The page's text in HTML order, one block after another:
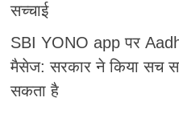
सच्चाई
SBI YONO app पर
मैसेज: सरकार ने किया सच
सकता है